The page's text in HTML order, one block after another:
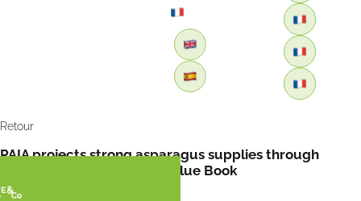
Retour
PAIA projects strong asparagus supplies through
holiday season – Produce Blue Book